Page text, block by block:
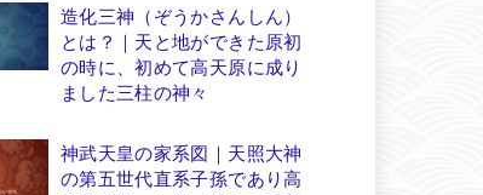
造化三神（ぞうかさんしん）
とは？｜天と地ができた原初
の時に、初めて高天原に成り
ました三柱の神々
神武天皇の家系図｜天照大神
の第五世代直系子孫であり高